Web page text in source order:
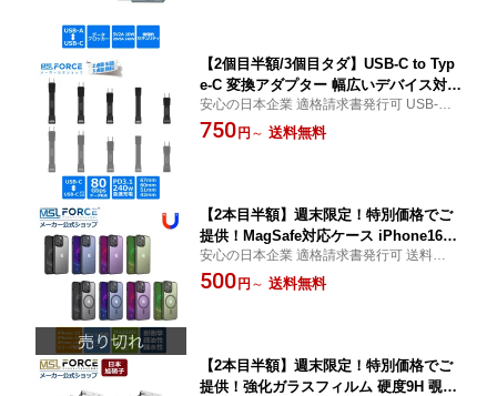
【2個目半額/3個目タダ】USB-C to Typ
e-C 変換アダプター 幅広いデバイス対応
高速充電 高解像度映像対応 高速データ
転送 長さ選択可能 効率電力供給 fpc240
安心の日本企業 適格請求書発行可 USB-C t
o Type-C 変換アダプター 幅広いデバイス対
応 高速充電 高速データ転送 長さ選択可能
750円 ～ 送料無料
【2本目半額】週末限定！特別価格でご
提供！MagSafe対応ケース iPhone16ケ
ース iPhone16Pro ケース iPhone ケー
ス iPhone16 pro ケース/iPhone15 ケー
安心の日本企業 適格請求書発行可 送料無料
アイフォン 16/15/背面サラサラ触りワイヤ
レス充電対応 半透明ケース 傷つけ防止 指
500円 ～ 送料無料
【2本目半額】週末限定！特別価格でご
提供！強化ガラスフィルム 硬度9H 覗き